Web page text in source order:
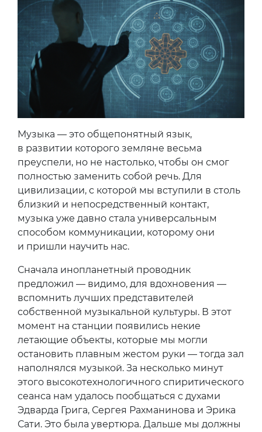
Музыка — это общепонятный язык,
в развитии которого земляне весьма
преуспели, но не настолько, чтобы он смог
полностью заменить собой речь. Для
цивилизации, с которой мы вступили в столь
близкий и непосредственный контакт,
музыка уже давно стала универсальным
способом коммуникации, которому они
и пришли научить нас.
Сначала инопланетный проводник
предложил — видимо, для вдохновения —
вспомнить лучших представителей
собственной музыкальной культуры. В этот
момент на станции появились некие
летающие объекты, которые мы могли
остановить плавным жестом руки — тогда зал
наполнялся музыкой. За несколько минут
этого высокотехнологичного спиритического
сеанса нам удалось пообщаться с духами
Эдварда Грига, Сергея Рахманинова и Эрика
Сати. Это была увертюра. Дальше мы должны